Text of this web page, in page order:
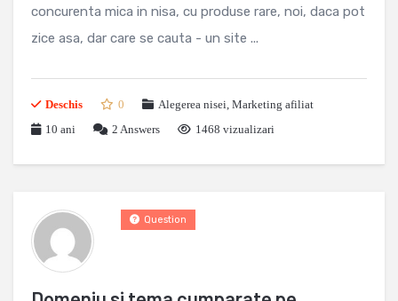
concurenta mica in nisa, cu produse rare, noi, daca pot
zice asa, dar care se cauta - un site ...
Deschis 0 Alegerea nisei, Marketing afiliat
10 ani
2 Answers 1468 vizualizari
Question